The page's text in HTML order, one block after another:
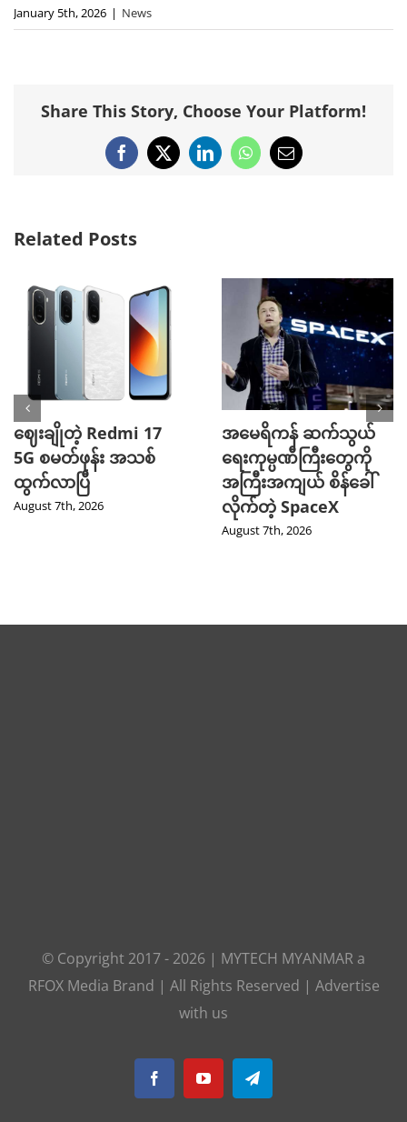
January 5th, 2026 | News
Share This Story, Choose Your Platform!
Facebook
X LinkedInWhatsApp
Email
Related Posts
ဈေးချိုတဲ့ Redmi 17
5G စမတ်ဖုန်း အသစ်
ထွက်လာပြီ
August 7th, 2026
အမေရိကန် ဆက်သွယ်
ရေးကုမ္ပဏီကြီးတွေကို
အကြီးအကျယ် စိန်ခေါ်
လိုက်တဲ့ SpaceX
August 7th, 2026
© Copyright 2017 - 2026 | MYTECH MYANMAR a
RFOX Media Brand | All Rights Reserved | Advertise
with us
FacebookYouTubeTelegram